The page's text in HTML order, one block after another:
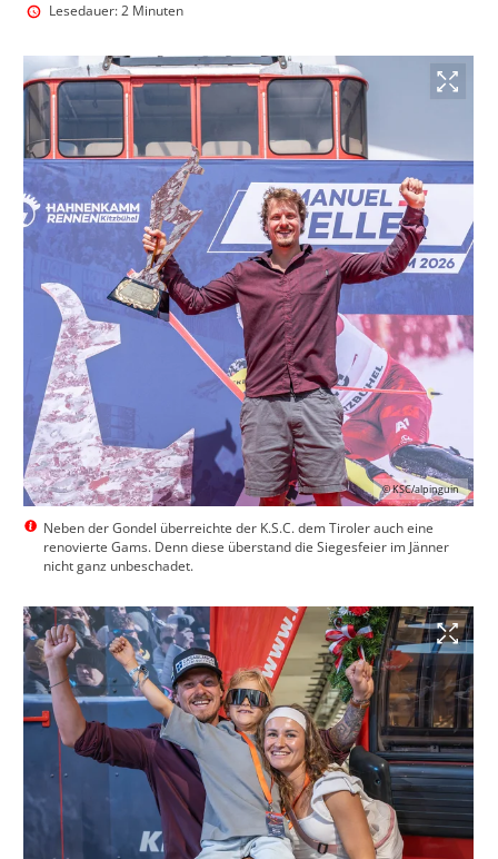
Lesedauer: 2 Minuten
© KSC/alpinguin
Neben der Gondel überreichte der K.S.C. dem Tiroler auch eine
renovierte Gams. Denn diese überstand die Siegesfeier im Jänner
nicht ganz unbeschadet.